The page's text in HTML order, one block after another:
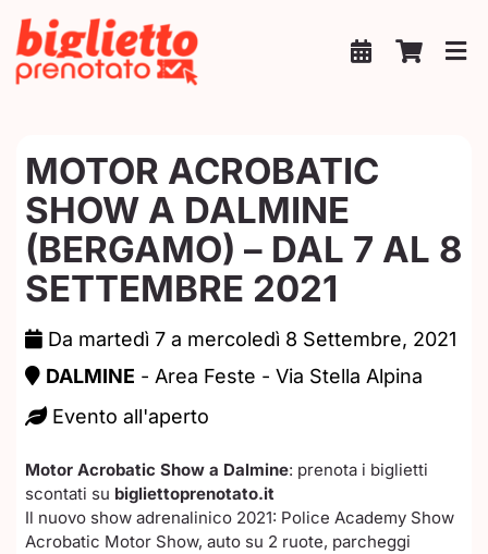
contenuto
MOTOR ACROBATIC
SHOW A DALMINE
(BERGAMO) – DAL 7 AL 8
SETTEMBRE 2021
Da martedì 7 a mercoledì 8 Settembre, 2021
DALMINE - Area Feste - Via Stella Alpina
Evento all'aperto
Motor Acrobatic Show a Dalmine: prenota i biglietti
scontati su bigliettoprenotato.it
Il nuovo show adrenalinico 2021: Police Academy Show
Acrobatic Motor Show, auto su 2 ruote, parcheggi